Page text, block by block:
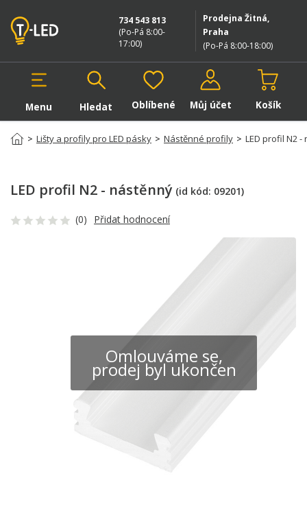
Prodejna Žitná,
Praha
(Po-Pá 8:00-18:00)
734 543 813
(Po-Pá 8:00-
17:00)
Menu Hledat
Hledat v produktech
Oblíbené Můj účet Košík
> Lišty a profily pro LED pásky > Nástěnné profily > LED profil N2
Omlouváme se,
prodej byl ukončen
LED profil N2 - nástěnný (id kód: 09201)
(0) Přidat hodnocení